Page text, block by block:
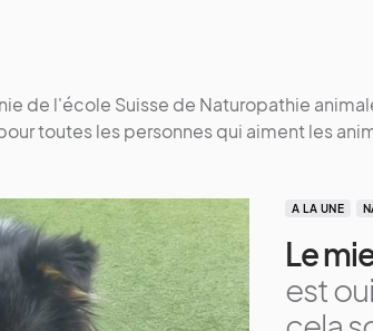
de l'école Suisse de Naturopathie
toutes les personnes qui aiment les
A LA UNE
Le
est